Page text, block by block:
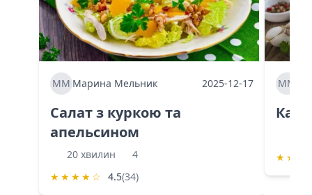
ММ Марина Мельник 2025-12-17
Салат з куркою та
апельсином
20 хвилин
4
★ ★ ★ ★ ☆ 4.5(34)
ММ
★ ★